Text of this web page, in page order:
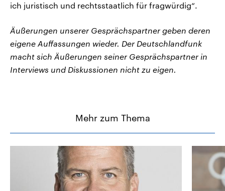
ich juristisch und rechtsstaatlich für fragwürdig“.
Äußerungen unserer Gesprächspartner geben deren
eigene Auffassungen wieder. Der Deutschlandfunk
macht sich Äußerungen seiner Gesprächspartner in
Interviews und Diskussionen nicht zu eigen.
Mehr zum Thema